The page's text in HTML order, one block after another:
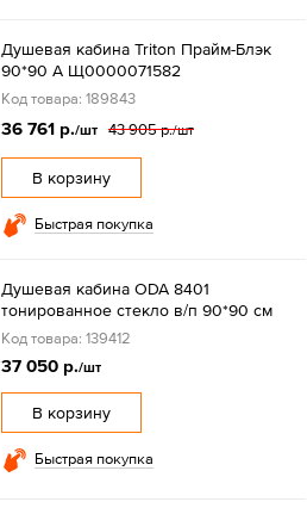
Душевая кабина Triton Прайм-Блэк
90*90 А Щ0000071582
Код товара: 189843
36 761 р./шт 43 905 р./шт
В корзину
Быстрая покупка
Душевая кабина ODA 8401
тонированное стекло в/п 90*90 см
Код товара: 139412
37 050 р./шт
В корзину
Быстрая покупка